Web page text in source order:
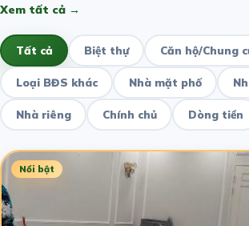
Xem tất cả →
Tất cả Biệt thự Căn hộ/Chung
Loại BĐS khác Nhà mặt phố
Nhà riêng Chính chủ Dòng tiền
Nổi bật